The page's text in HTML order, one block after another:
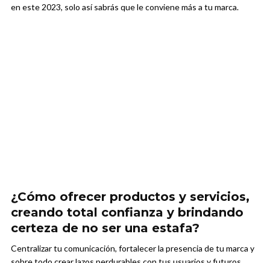
en este 2023, solo así sabrás que le conviene más a tu marca.
¿Cómo ofrecer productos y servicios,
creando total confianza y brindando
certeza de no ser una estafa?
Centralizar tu comunicación, fortalecer la presencia de tu marca y